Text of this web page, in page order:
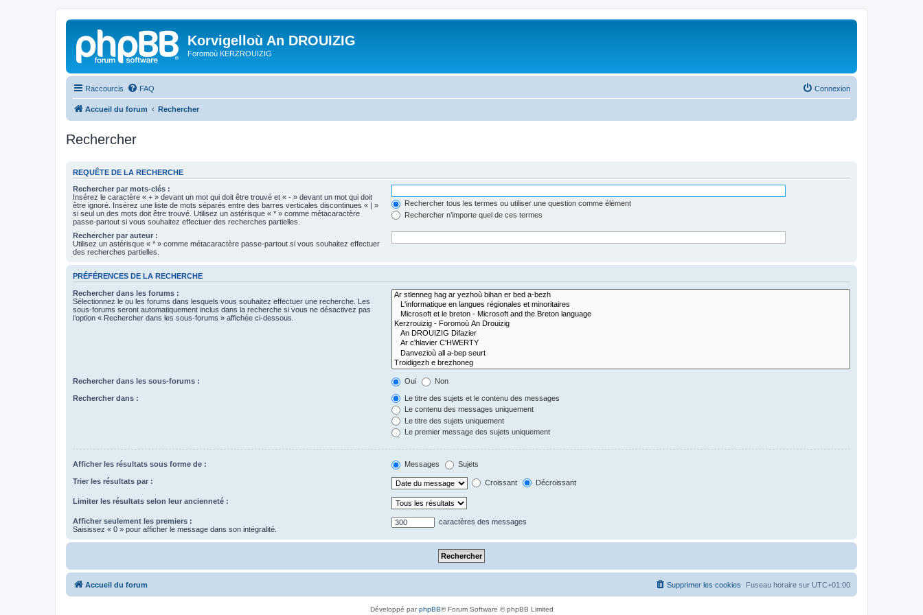
Korvigelloù An DROUIZIG
Foromoù KERZROUIZIG
Raccourcis FAQ Connexion
Accueil du forum Rechercher
Rechercher
REQUÊTE DE LA RECHERCHE
Rechercher par mots-clés :
Insérez le caractère « + » devant un mot qui doit être trouvé et « - » devant un mot qui doit
être ignoré. Insérez une liste de mots séparés entre des barres verticales discontinues « | »
si seul un des mots doit être trouvé. Utilisez un astérisque « * » comme métacaractère
passe-partout si vous souhaitez effectuer des recherches partielles.
Rechercher tous les termes ou utiliser une question comme élément
Rechercher n’importe quel de ces termes
Rechercher par auteur :
Utilisez un astérisque « * » comme métacaractère passe-partout si vous souhaitez effectuer
des recherches partielles.
PRÉFÉRENCES DE LA RECHERCHE
Rechercher dans les forums :
Sélectionnez le ou les forums dans lesquels vous souhaitez effectuer une recherche. Les
sous-forums seront automatiquement inclus dans la recherche si vous ne désactivez pas
l’option « Rechercher dans les sous-forums » affichée ci-dessous.
Rechercher dans les sous-forums : Oui Non
Rechercher dans :
Le titre des sujets et le contenu des messages
Le contenu des messages uniquement
Le titre des sujets uniquement
Le premier message des sujets uniquement
Afficher les résultats sous forme de : Messages Sujets
Trier les résultats par : Croissant Décroissant
Limiter les résultats selon leur ancienneté :
Afficher seulement les premiers :
Saisissez « 0 » pour afficher le message dans son intégralité.
caractères des messages
Accueil du forum Fuseau horaire sur UTC+01:00
Supprimer les cookies
Développé parphpBB® Forum Software © phpBB Limited